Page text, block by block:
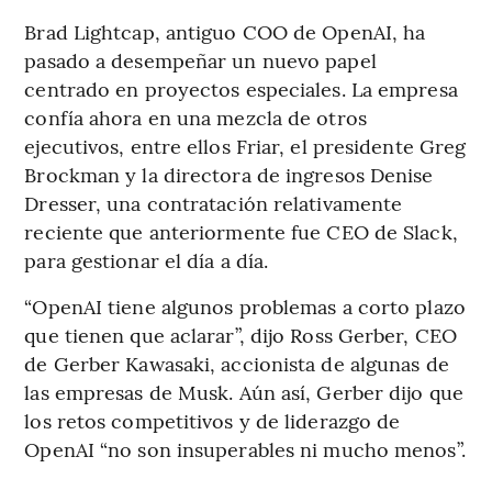
Brad Lightcap, antiguo COO de OpenAI, ha
pasado a desempeñar un nuevo papel
centrado en proyectos especiales. La empresa
confía ahora en una mezcla de otros
ejecutivos, entre ellos Friar, el presidente Greg
Brockman y la directora de ingresos Denise
Dresser, una contratación relativamente
reciente que anteriormente fue CEO de Slack,
para gestionar el día a día.
“OpenAI tiene algunos problemas a corto plazo
que tienen que aclarar”, dijo Ross Gerber, CEO
de Gerber Kawasaki, accionista de algunas de
las empresas de Musk. Aún así, Gerber dijo que
los retos competitivos y de liderazgo de
OpenAI “no son insuperables ni mucho menos”.